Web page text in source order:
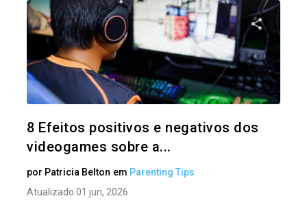
8 Efeitos positivos e negativos dos
videogames sobre a...
por Patricia Belton em Parenting Tips
Atualizado 01 jun, 2026